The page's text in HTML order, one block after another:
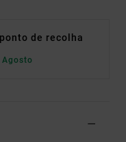
de recolha
Agosto